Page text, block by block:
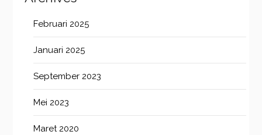
Februari 2025
Januari 2025
September 2023
Mei 2023
Maret 2020